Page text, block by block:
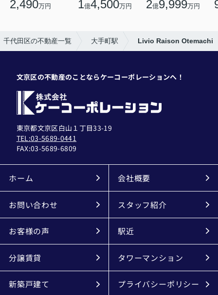
2,490万円 1億4,500万円 2億9,999万円
千代田区の不動産一覧 大手町駅 Livio Raison Otemachi
文京区の不動産のことならケーコーポレーションへ！
東京都文京区白山１丁目33-19
TEL:03-5689-0441
FAX:03-5689-6809
ホーム 会社概要
お問い合わせ スタッフ紹介
お客様の声 駅近
分譲賃貸 タワーマンション
新築戸建て プライバシーポリシー